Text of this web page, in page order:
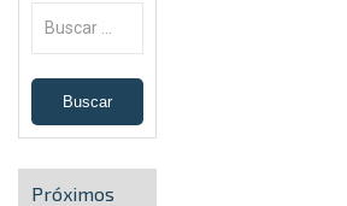
Próximos